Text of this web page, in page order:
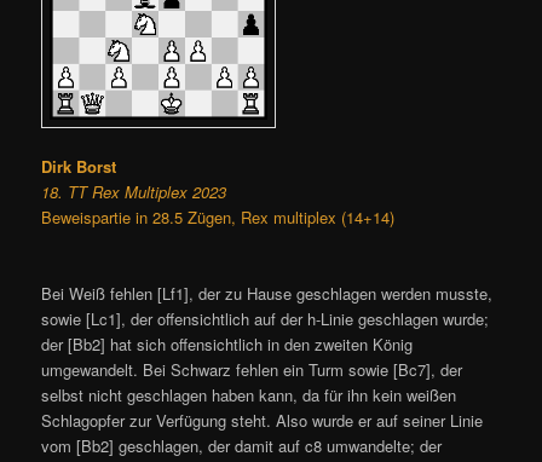
Dirk Borst
18. TT Rex Multiplex 2023
Beweispartie in 28.5 Zügen, Rex multiplex (14+14)
Bei Weiß fehlen [Lf1], der zu Hause geschlagen werden musste,
sowie [Lc1], der offensichtlich auf der h-Linie geschlagen wurde;
der [Bb2] hat sich offensichtlich in den zweiten König
umgewandelt. Bei Schwarz fehlen ein Turm sowie [Bc7], der
selbst nicht geschlagen haben kann, da für ihn kein weißen
Schlagopfer zur Verfügung steht. Also wurde er auf seiner Linie
vom [Bb2] geschlagen, der damit auf c8 umwandelte; der